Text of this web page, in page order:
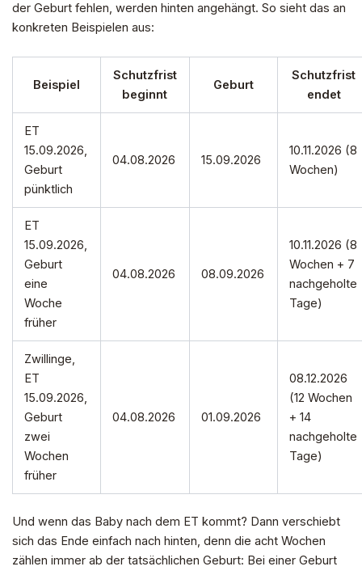
der Geburt fehlen, werden hinten angehängt. So sieht das an
konkreten Beispielen aus:
Beispiel
Schutzfrist
beginnt
Geburt
Schutzfrist
endet
ET
15.09.2026,
Geburt
pünktlich
04.08.2026 15.09.2026
10.11.2026 (8
Wochen)
ET
15.09.2026,
Geburt
eine
Woche
früher
04.08.2026 08.09.2026
10.11.2026 (8
Wochen + 7
nachgeholte
Tage)
Zwillinge,
ET
15.09.2026,
Geburt
zwei
Wochen
früher
04.08.2026 01.09.2026
08.12.2026
(12 Wochen
+ 14
nachgeholte
Tage)
Und wenn das Baby nach dem ET kommt? Dann verschiebt
sich das Ende einfach nach hinten, denn die acht Wochen
zählen immer ab der tatsächlichen Geburt: Bei einer Geburt